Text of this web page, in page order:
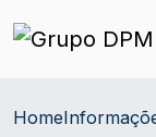
Home